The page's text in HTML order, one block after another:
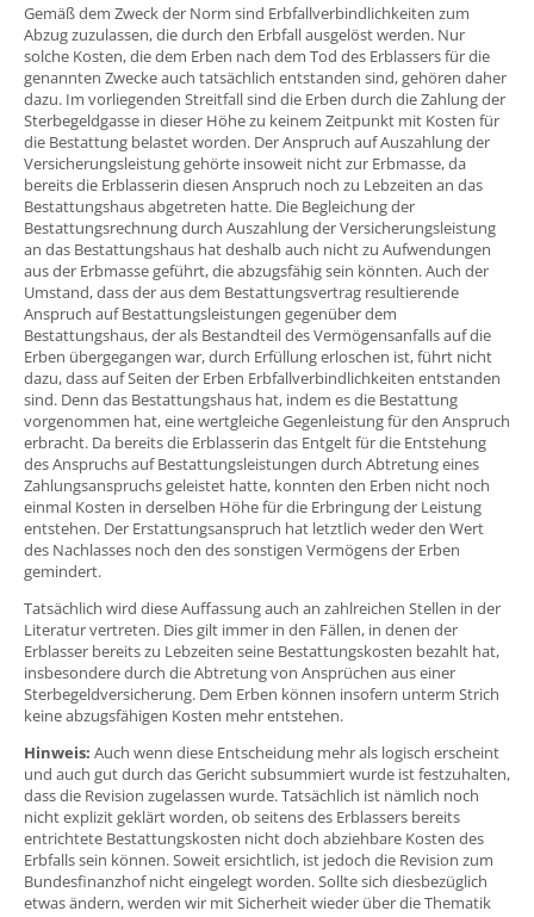
Gemäß dem Zweck der Norm sind Erbfallverbindlichkeiten zum
Abzug zuzulassen, die durch den Erbfall ausgelöst werden. Nur
solche Kosten, die dem Erben nach dem Tod des Erblassers für die
genannten Zwecke auch tatsächlich entstanden sind, gehören daher
dazu. Im vorliegenden Streitfall sind die Erben durch die Zahlung der
Sterbegeldgasse in dieser Höhe zu keinem Zeitpunkt mit Kosten für
die Bestattung belastet worden. Der Anspruch auf Auszahlung der
Versicherungsleistung gehörte insoweit nicht zur Erbmasse, da
bereits die Erblasserin diesen Anspruch noch zu Lebzeiten an das
Bestattungshaus abgetreten hatte. Die Begleichung der
Bestattungsrechnung durch Auszahlung der Versicherungsleistung
an das Bestattungshaus hat deshalb auch nicht zu Aufwendungen
aus der Erbmasse geführt, die abzugsfähig sein könnten. Auch der
Umstand, dass der aus dem Bestattungsvertrag resultierende
Anspruch auf Bestattungsleistungen gegenüber dem
Bestattungshaus, der als Bestandteil des Vermögensanfalls auf die
Erben übergegangen war, durch Erfüllung erloschen ist, führt nicht
dazu, dass auf Seiten der Erben Erbfallverbindlichkeiten entstanden
sind. Denn das Bestattungshaus hat, indem es die Bestattung
vorgenommen hat, eine wertgleiche Gegenleistung für den Anspruch
erbracht. Da bereits die Erblasserin das Entgelt für die Entstehung
des Anspruchs auf Bestattungsleistungen durch Abtretung eines
Zahlungsanspruchs geleistet hatte, konnten den Erben nicht noch
einmal Kosten in derselben Höhe für die Erbringung der Leistung
entstehen. Der Erstattungsanspruch hat letztlich weder den Wert
des Nachlasses noch den des sonstigen Vermögens der Erben
gemindert.
Tatsächlich wird diese Auffassung auch an zahlreichen Stellen in der
Literatur vertreten. Dies gilt immer in den Fällen, in denen der
Erblasser bereits zu Lebzeiten seine Bestattungskosten bezahlt hat,
insbesondere durch die Abtretung von Ansprüchen aus einer
Sterbegeldversicherung. Dem Erben können insofern unterm Strich
keine abzugsfähigen Kosten mehr entstehen.
Hinweis: Auch wenn diese Entscheidung mehr als logisch erscheint
und auch gut durch das Gericht subsummiert wurde ist festzuhalten,
dass die Revision zugelassen wurde. Tatsächlich ist nämlich noch
nicht explizit geklärt worden, ob seitens des Erblassers bereits
entrichtete Bestattungskosten nicht doch abziehbare Kosten des
Erbfalls sein können. Soweit ersichtlich, ist jedoch die Revision zum
Bundesfinanzhof nicht eingelegt worden. Sollte sich diesbezüglich
etwas ändern, werden wir mit Sicherheit wieder über die Thematik